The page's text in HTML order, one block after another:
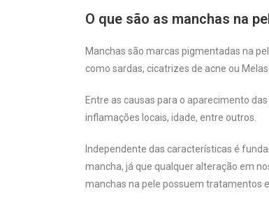
O que são as manchas na
Manchas são marcas pigmentadas na
como sardas, cicatrizes de acne ou
Entre as causas para o aparecimento
inflamações locais, idade, entre outros.
Independente das características é
mancha, já que qualquer alteração em
manchas na pele possuem tratamentos